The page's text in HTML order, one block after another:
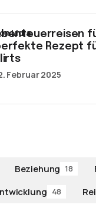
Rezept
Lidia
Februar 2025
Beziehung 18
48